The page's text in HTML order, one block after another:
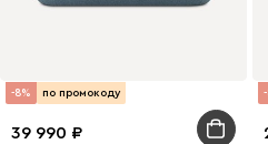
-8% по промокоду
39 990